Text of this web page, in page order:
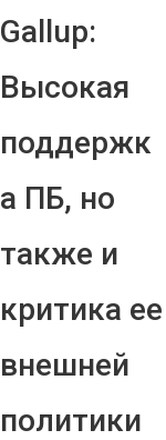
Gallup:
Высокая
поддержк
а ПБ, но
также и
критика ее
внешней
политики